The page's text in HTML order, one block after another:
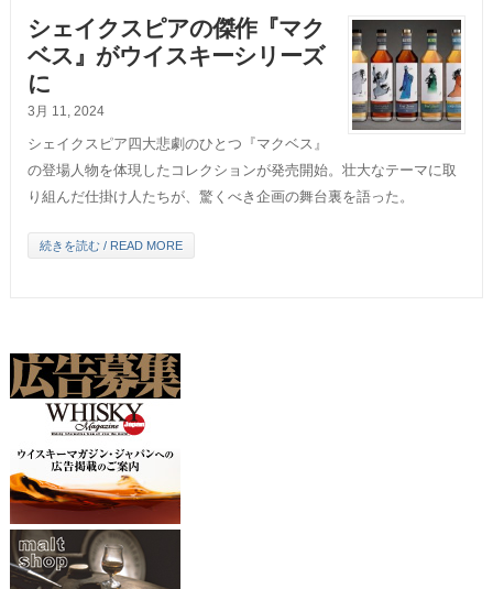
シェイクスピアの傑作『マク
ベス』がウイスキーシリーズ
に
3月 11, 2024
シェイクスピア四大悲劇のひとつ『マクベス』
の登場人物を体現したコレクションが発売開始。壮大なテーマに取
り組んだ仕掛け人たちが、驚くべき企画の舞台裏を語った。
続きを読む / READ MORE